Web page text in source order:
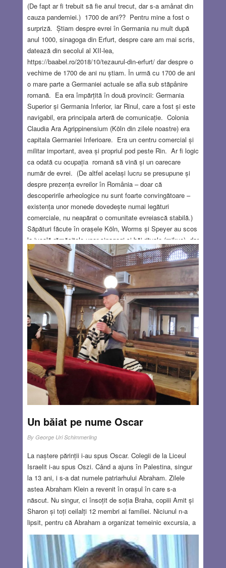
(De fapt ar fi trebuit să fie anul trecut, dar s-a amânat din
cauza pandemiei.) 1700 de ani?? Pentru mine a fost o
surpriză. Știam despre evrei în Germania nu mult după
anul 1000, sinagoga din Erfurt, despre care am mai scris,
datează din secolul al XII-lea,
https://baabel.ro/2018/10/tezaurul-din-erfurt/ dar despre o
vechime de 1700 de ani nu știam. În urmă cu 1700 de ani
o mare parte a Germaniei actuale se afla sub stăpânire
romană. Ea era împărțită în două provincii: Germania
Superior și Germania Inferior, iar Rinul, care a fost și este
navigabil, era principala arteră de comunicație. Colonia
Claudia Ara Agrippinensium (Köln din zilele noastre) era
capitala Germaniei Inferioare. Era un centru comercial și
militar important, avea și propriul pod peste Rin. Ar fi logic
ca odată cu ocupația romană să vină și un oarecare
număr de evrei. (De altfel același lucru se presupune și
despre prezența evreilor în România – doar că
descoperirile arheologice nu sunt foarte convingătoare –
existența unor monede dovedește numai legături
comerciale, nu neapărat o comunitate evreiască stabilă.)
Săpături făcute în orașele Köln, Worms și Speyer au scos
la iveală rămășițele unor sinagogi și băi rituale (mikve), dar
acestea datează din secolul al XI-lea. Existența unor
sinagogi mai vechi este atestată documentar, dar nu se
știe cum arătau și de aceea nu au fost recunoscute ca
atare de arheologi. Și în orice caz, odată cu întărirea
creștinismului în Imperiul Roman, construcția de sinagogi
a fost interzisă.
Read more…
NOV 10, 2022 11 COMMENTS
Un băiat pe nume Oscar
By George Uri Schimmerling
La naștere părinții i-au spus Oscar. Colegii de la Liceul
Israelit i-au spus Oszi. Când a ajuns în Palestina, singur
la 13 ani, i s-a dat numele patriarhului Abraham. Zilele
astea Abraham Klein a revenit în orașul în care s-a
născut. Nu singur, ci însoțit de soția Braha, copiii Amit și
Sharon și toți ceilalți 12 membri ai familiei. Niciunul n-a
lipsit, pentru că Abraham a organizat temeinic excursia, a
pregătit-o minuțios. Cum era în fotbal, așa e și în viață. Au
venit cu toții să cunoască orașul în care Oszi și-a petrecut
primii 13 ani. Și-a revăzut casa părintească din cartierul